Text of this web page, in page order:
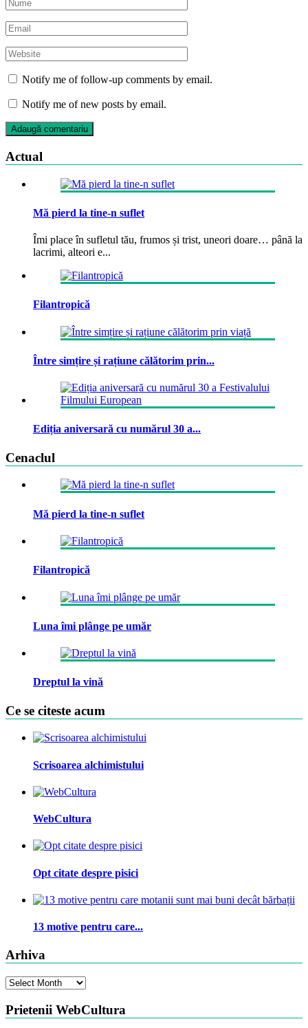
Notify me of follow-up comments by email.
Notify me of new posts by email.
Actual
Mă pierd la tine-n suflet
Îmi place în sufletul tău, frumos și trist, uneori doare… până la
lacrimi, alteori e...
Filantropică
Între simțire și rațiune călătorim prin...
Ediția aniversară cu numărul 30 a...
Cenaclul
Mă pierd la tine-n suflet
Filantropică
Luna îmi plânge pe umăr
Dreptul la vină
Ce se citeste acum
Scrisoarea alchimistului
WebCultura
Opt citate despre pisici
13 motive pentru care...
Arhiva
Arhiva
Prietenii WebCultura